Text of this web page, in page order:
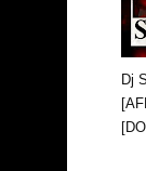
Dj